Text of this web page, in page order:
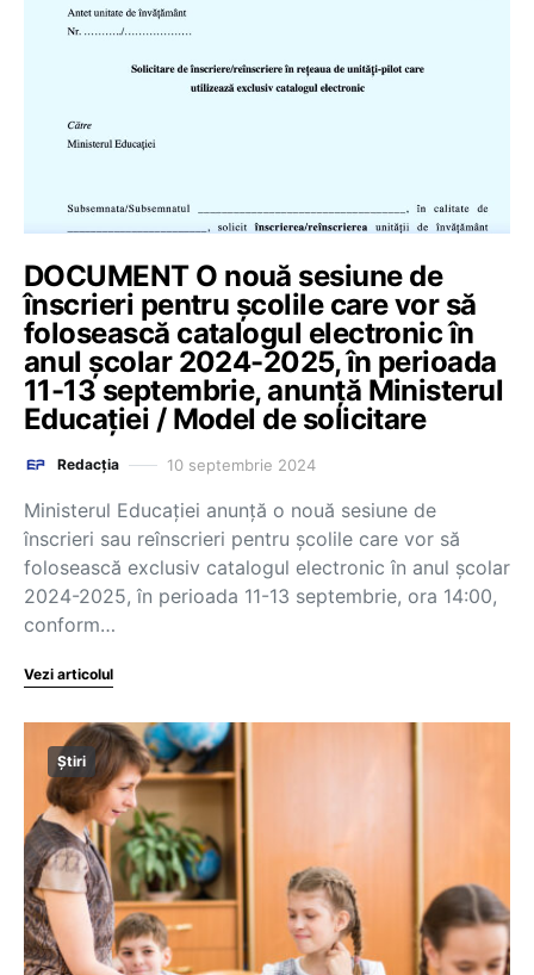
DOCUMENT O nouă sesiune de
înscrieri pentru școlile care vor să
folosească catalogul electronic în
anul școlar 2024-2025, în perioada
11-13 septembrie, anunță Ministerul
Educației / Model de solicitare
Redacția 10 septembrie 2024
Ministerul Educației anunță o nouă sesiune de
înscrieri sau reînscrieri pentru școlile care vor să
folosească exclusiv catalogul electronic în anul școlar
2024-2025, în perioada 11-13 septembrie, ora 14:00,
conform…
Vezi articolul
Știri